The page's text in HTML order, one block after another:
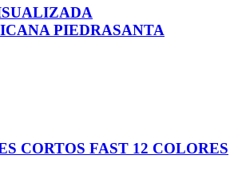
PIEDRASANTA
CORTOS FAST 12 COLORES